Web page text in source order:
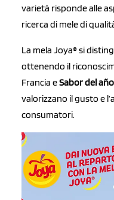
varietà risponde alle
ricerca di mele di
La mela Joya® si
ottenendo il
Francia eSabor del
valorizzano il gusto e
consumatori.